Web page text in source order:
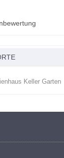
Keller Garten